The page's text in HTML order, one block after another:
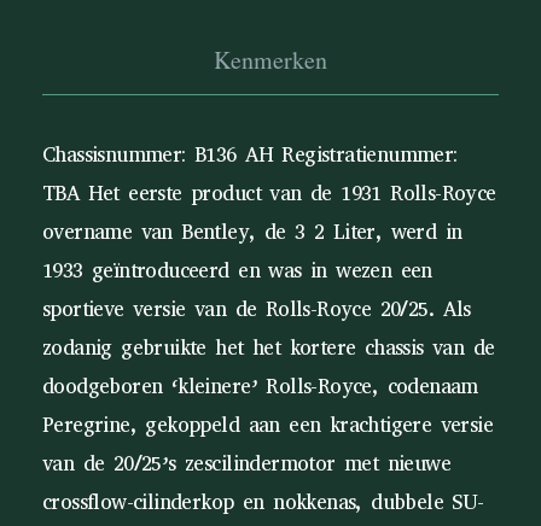
Kenmerken
Chassisnummer: B136 AH Registratienummer:
TBA Het eerste product van de 1931 Rolls-Royce
overname van Bentley, de 3 2 Liter, werd in
1933 geïntroduceerd en was in wezen een
sportieve versie van de Rolls-Royce 20/25. Als
zodanig gebruikte het het kortere chassis van de
doodgeboren ‘kleinere’ Rolls-Royce, codenaam
Peregrine, gekoppeld aan een krachtigere versie
van de 20/25’s zescilindermotor met nieuwe
crossflow-cilinderkop en nokkenas, dubbele SU-